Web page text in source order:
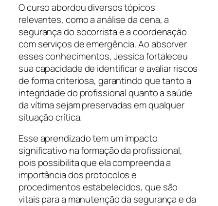
O curso abordou diversos tópicos
relevantes, como a análise da cena, a
segurança do socorrista e a coordenação
com serviços de emergência. Ao absorver
esses conhecimentos, Jessica fortaleceu
sua capacidade de identificar e avaliar riscos
de forma criteriosa, garantindo que tanto a
integridade do profissional quanto a saúde
da vítima sejam preservadas em qualquer
situação crítica.
Esse aprendizado tem um impacto
significativo na formação da profissional,
pois possibilita que ela compreenda a
importância dos protocolos e
procedimentos estabelecidos, que são
vitais para a manutenção da segurança e da